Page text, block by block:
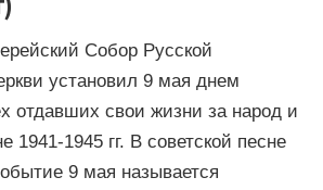
Собор Русской
установил 9 мая днем
отдавших свои жизни за народ и
1941-1945 гг. В советской песне
9 мая называется